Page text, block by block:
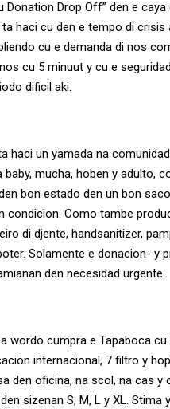
Donation Drop Off” den e
haci cu den e tempo di
cu e demanda di nos
cu 5 minuut y cu e
dificil aki.
haci un yamada na
mucha, hoben y adulto,
bon estado den un bon
condicion. Como tambe
di djente, handsanitizer,
Solamente e donacion- y
den necesidad urgente.
wordo cumpra e Tapaboca
internacional, 7 filtro y
den oficina, na scol, na cas
sizenan S, M, L y XL.